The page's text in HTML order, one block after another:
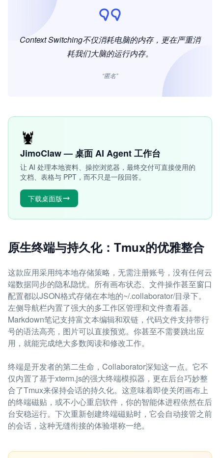
Context Switching不仅消耗电脑的内存，更在严重消
耗我们大脑的运行内存。
“匿名”
🦞
JimoClaw — 桌面 AI Agent 工作台
让 AI 处理本地资料、操控浏览器，最终交付可直接使用的
文档、表格与 PPT，而不只是一段回答。
下载桌面版
原生终端与持久化：Tmux的优雅整合
这款应用采用纯本地存储策略，无需注册账号，没有任何云
端数据同步的隐私隐忧。所有画布状态、文件操作甚至窗口
配置都以JSON格式存储在本地的~/.collaborator/目录下。
左侧导航栏内置了强大的多工作区管理和文件查看器。
Markdown笔记支持富文本编辑和双链，代码文件支持带行
号的语法高亮，图片可以直接预览。你甚至不需要跳出应
用，就能完成绝大多数阅读和修改工作。
终端是开发者的第二生命，Collaborator深知这一点。它不
仅内置了基于xterm.js的强大终端模拟器，更在后台巧妙整
合了Tmux来保持会话的持久化。这意味着即使关闭画布上
的终端磁贴，或不小心重启软件，你的智能体进程依然在后
台安稳运行。下次重新创建终端磁贴时，它会自动接管之前
的会话，这种无缝衔接的体验堪称一绝。